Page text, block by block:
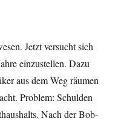
Jetzt versucht sich
einzustellen. Dazu
aus dem Weg räumen
Problem: Schulden
Nach der Bob-